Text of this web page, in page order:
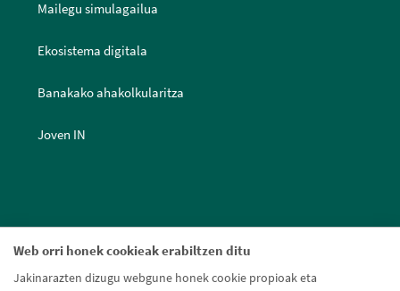
Web orri honek cookieak erabiltzen ditu
Jakinarazten dizugu webgune honek cookie propioak eta
Mailegu simulagailua
Ekosistema digitala
Banakako ahakolkularitza
Joven IN